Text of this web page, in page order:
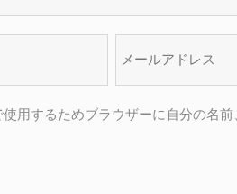
用するためブラウザーに自分の名